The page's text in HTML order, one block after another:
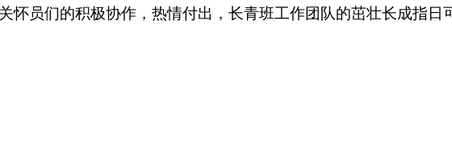
怀员们的积极协作，热情付出，长青班工作团队的茁壮长成指日